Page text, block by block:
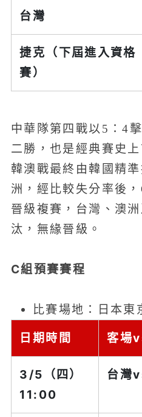
台灣
捷克（下屆進入資格
賽）
中華隊第四戰以5：4
二勝，也是經典賽史
韓澳戰最終由韓國精
洲，經比較失分率後
晉級複賽，台灣、澳
汰，無緣晉級。
C組預賽賽程
比賽場地：日本東
日期時間
客場
3/5（四）
11:00
台灣